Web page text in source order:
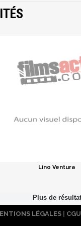
Lino Ventura
LÉGALES | CGU